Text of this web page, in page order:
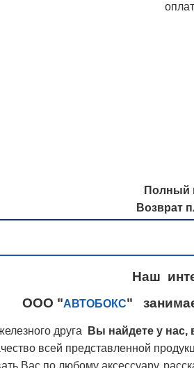
Полный
Возврат
Наш
ООО "АВТОБОКС"
друга
Вы найдете у нас,
всей представленной